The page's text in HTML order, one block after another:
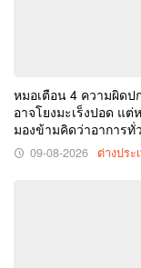
หมอเตือน 4 ความผิดป
อาจโยงมะเร็งปอด แ
มองข้ามคิดว่าอาการทั่
09-08-2026 ต่างประ